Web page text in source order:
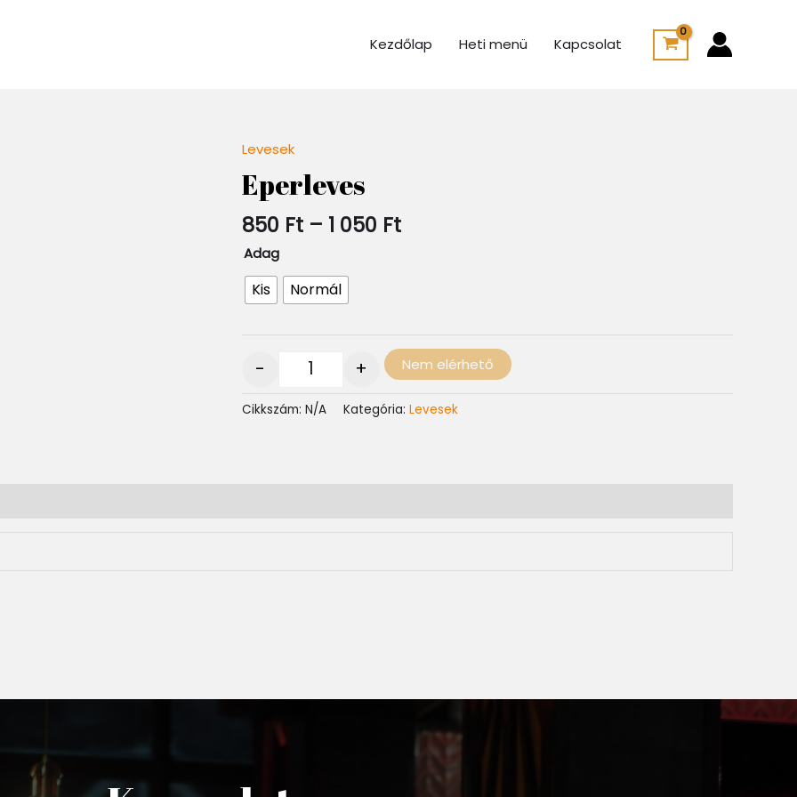
Kezdőlap Heti menü Kapcsolat
Levesek
Eperleves
850 Ft – 1 050 Ft1
050 Ft
Adag
Kis Normál
- + Nem elérhető
Cikkszám: N/A Kategória: Levesek